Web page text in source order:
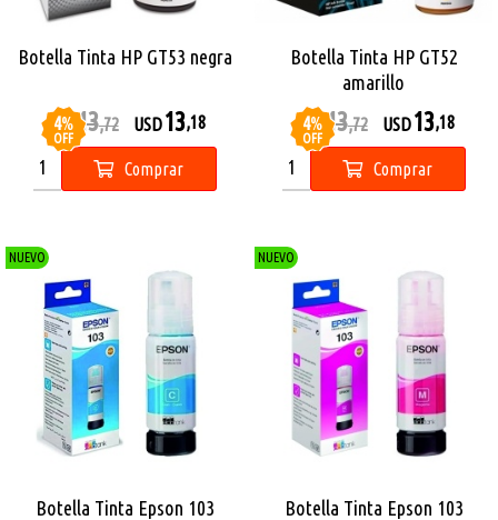
Botella Tinta HP GT53 negra
4%
OFF
USD13,72 USD13,18
Comprar
Botella Tinta HP GT52
amarillo
4%
OFF
USD13,72 USD13,18
Comprar
NUEVO
Botella Tinta Epson 103
NUEVO
Botella Tinta Epson 103